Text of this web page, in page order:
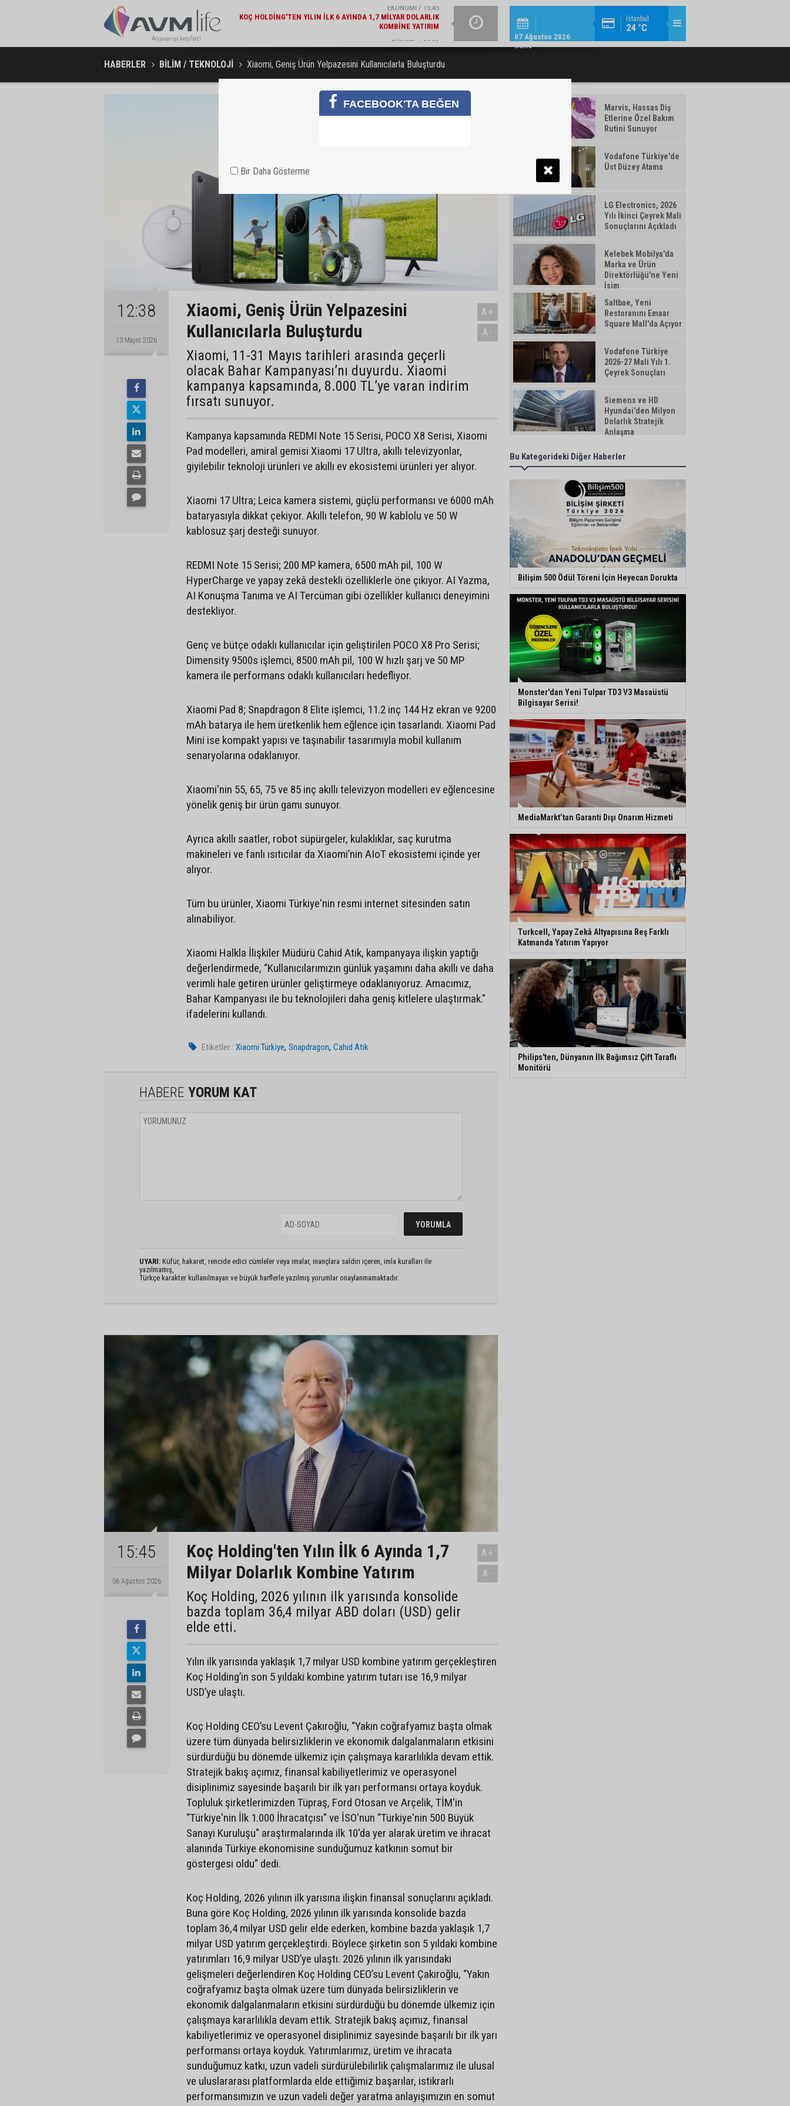
İstanbul
24 °C
07 Ağustos 2026
Cuma
EKONOMI / 15:45
KOÇ HOLDING'TEN YILIN İLK 6 AYINDA 1,7 MILYAR DOLARLIK
KOMBINE YATIRIM
GÜNCEL / 15:21
AMBALAJLI SU ÜRETICILERI DERNEĞI'NDEN 2030 UYARISI
MODA / TREND / 14:18
YAZIN IŞILTISINI TAMAMLAYAN MAKYAJ ÜRÜNLERI WATSONS
TÜRK TELEKOM’DAN YILIN İLK
HABERLER BİLİM / TEKNOLOJİ Xiaomi, Geniş Ürün Yelpazesini Kullanıcılarla Buluşturdu
12:38
13 Mayıs 2026
Xiaomi, Geniş Ürün Yelpazesini
Kullanıcılarla Buluşturdu
Xiaomi, 11-31 Mayıs tarihleri arasında geçerli
olacak Bahar Kampanyası’nı duyurdu. Xiaomi
kampanya kapsamında, 8.000 TL’ye varan indirim
fırsatı sunuyor.
A+
A-
Kampanya kapsamında REDMI Note 15 Serisi, POCO X8 Serisi, Xiaomi
Pad modelleri, amiral gemisi Xiaomi 17 Ultra, akıllı televizyonlar,
giyilebilir teknoloji ürünleri ve akıllı ev ekosistemi ürünleri yer alıyor.
Xiaomi 17 Ultra; Leica kamera sistemi, güçlü performansı ve 6000 mAh
bataryasıyla dikkat çekiyor. Akıllı telefon, 90 W kablolu ve 50 W
kablosuz şarj desteği sunuyor.
REDMI Note 15 Serisi; 200 MP kamera, 6500 mAh pil, 100 W
HyperCharge ve yapay zekâ destekli özelliklerle öne çıkıyor. AI Yazma,
AI Konuşma Tanıma ve AI Tercüman gibi özellikler kullanıcı deneyimini
destekliyor.
Genç ve bütçe odaklı kullanıcılar için geliştirilen POCO X8 Pro Serisi;
Dimensity 9500s işlemci, 8500 mAh pil, 100 W hızlı şarj ve 50 MP
kamera ile performans odaklı kullanıcıları hedefliyor.
Xiaomi Pad 8; Snapdragon 8 Elite işlemci, 11.2 inç 144 Hz ekran ve 9200
mAh batarya ile hem üretkenlik hem eğlence için tasarlandı. Xiaomi Pad
Mini ise kompakt yapısı ve taşınabilir tasarımıyla mobil kullanım
senaryolarına odaklanıyor.
Xiaomi'nin 55, 65, 75 ve 85 inç akıllı televizyon modelleri ev eğlencesine
yönelik geniş bir ürün gamı sunuyor.
Ayrıca akıllı saatler, robot süpürgeler, kulaklıklar, saç kurutma
makineleri ve fanlı ısıtıcılar da Xiaomi’nin AIoT ekosistemi içinde yer
alıyor.
Tüm bu ürünler, Xiaomi Türkiye'nin resmi internet sitesinden satın
alınabiliyor.
Xiaomi Halkla İlişkiler Müdürü Cahid Atik, kampanyaya ilişkin yaptığı
değerlendirmede, “Kullanıcılarımızın günlük yaşamını daha akıllı ve daha
verimli hale getiren ürünler geliştirmeye odaklanıyoruz. Amacımız,
Bahar Kampanyası ile bu teknolojileri daha geniş kitlelere ulaştırmak."
ifadelerini kullandı.
Etiketler : Xiaomi Türkiye,Snapdragon,Cahid Atik
HABERE YORUM KAT
UYARI: Küfür, hakaret, rencide edici cümleler veya imalar, inançlara saldırı içeren, imla kuralları ile
yazılmamış,
Türkçe karakter kullanılmayan ve büyük harflerle yazılmış yorumlar onaylanmamaktadır.
15:45
06 Ağustos 2026
Koç Holding'ten Yılın İlk 6 Ayında 1,7
Milyar Dolarlık Kombine Yatırım
Koç Holding, 2026 yılının ilk yarısında konsolide
bazda toplam 36,4 milyar ABD doları (USD) gelir
elde etti.
A+
A-
Yılın ilk yarısında yaklaşık 1,7 milyar USD kombine yatırım gerçekleştiren
Koç Holding’in son 5 yıldaki kombine yatırım tutarı ise 16,9 milyar
USD’ye ulaştı.
Koç Holding CEO’su Levent Çakıroğlu, “Yakın coğrafyamız başta olmak
üzere tüm dünyada belirsizliklerin ve ekonomik dalgalanmaların etkisini
sürdürdüğü bu dönemde ülkemiz için çalışmaya kararlılıkla devam ettik.
Stratejik bakış açımız, finansal kabiliyetlerimiz ve operasyonel
disiplinimiz sayesinde başarılı bir ilk yarı performansı ortaya koyduk.
Topluluk şirketlerimizden Tüpraş, Ford Otosan ve Arçelik, TİM'in
"Türkiye'nin İlk 1.000 İhracatçısı" ve İSO'nun "Türkiye'nin 500 Büyük
Sanayi Kuruluşu" araştırmalarında ilk 10'da yer alarak üretim ve ihracat
alanında Türkiye ekonomisine sunduğumuz katkının somut bir
göstergesi oldu” dedi.
Koç Holding, 2026 yılının ilk yarısına ilişkin finansal sonuçlarını açıkladı.
Buna göre Koç Holding, 2026 yılının ilk yarısında konsolide bazda
toplam 36,4 milyar USD gelir elde ederken, kombine bazda yaklaşık 1,7
milyar USD yatırım gerçekleştirdi. Böylece şirketin son 5 yıldaki kombine
yatırımları 16,9 milyar USD’ye ulaştı. 2026 yılının ilk yarısındaki
gelişmeleri değerlendiren Koç Holding CEO’su Levent Çakıroğlu, “Yakın
coğrafyamız başta olmak üzere tüm dünyada belirsizliklerin ve
ekonomik dalgalanmaların etkisini sürdürdüğü bu dönemde ülkemiz için
çalışmaya kararlılıkla devam ettik. Stratejik bakış açımız, finansal
kabiliyetlerimiz ve operasyonel disiplinimiz sayesinde başarılı bir ilk yarı
performansı ortaya koyduk. Yatırımlarımız, üretim ve ihracata
sunduğumuz katkı, uzun vadeli sürdürülebilirlik çalışmalarımız ile ulusal
ve uluslararası platformlarda elde ettiğimiz başarılar, istikrarlı
performansımızın ve uzun vadeli değer yaratma anlayışımızın en somut
Marvis, Hassas Diş
Etlerine Özel Bakım
Rutini Sunuyor
Vodafone Türkiye'de
Üst Düzey Atama
LG Electronics, 2026
Yılı İkinci Çeyrek Mali
Sonuçlarını Açıkladı
Kelebek Mobilya'da
Marka ve Ürün
Direktörlüğü'ne Yeni
İsim
Saltbae, Yeni
Restoranını Emaar
Square Mall'da Açıyor
Vodafone Türkiye
2026-27 Mali Yılı 1.
Çeyrek Sonuçları
Siemens ve HD
Hyundai'den Milyon
Dolarlık Stratejik
Anlaşma
Bu Kategorideki Diğer Haberler
Bilişim 500 Ödül Töreni İçin Heyecan Dorukta
Monster'dan Yeni Tulpar TD3 V3 Masaüstü
Bilgisayar Serisi!
MediaMarkt’tan Garanti Dışı Onarım Hizmeti
Turkcell, Yapay Zekâ Altyapısına Beş Farklı
Katmanda Yatırım Yapıyor
Philips'ten, Dünyanın İlk Bağımsız Çift Taraflı
Monitörü
FACEBOOK'TA BEĞEN
Bir Daha Gösterme